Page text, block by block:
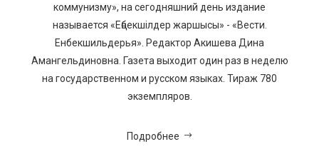
коммунизму», на сегодняшний день издание
называется «Еңбекшiлдер жаршысы» - «Вести.
Енбекшильдерья». Редактор Акишева Дина
Амангельдиновна. Газета выходит один раз в неделю
на государственном и русском языках. Тираж 780
экземпляров.
Подробнее